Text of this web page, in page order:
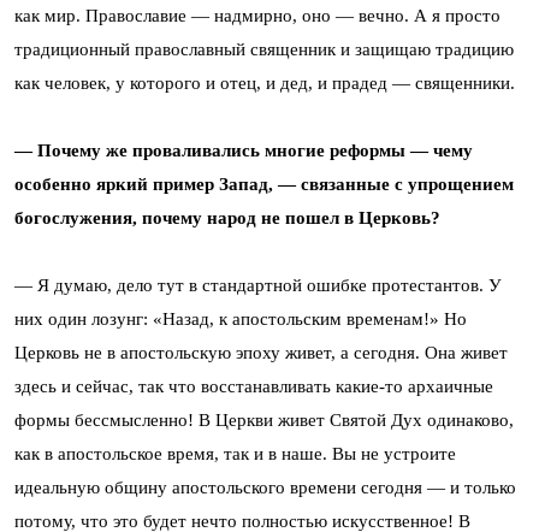
как мир. Православие — надмирно, оно — вечно. А я просто
традиционный православный священник и защищаю традицию
как человек, у которого и отец, и дед, и прадед — священники.
— Почему же проваливались многие реформы — чему
особенно яркий пример Запад, — связанные с упрощением
богослужения, почему народ не пошел в Церковь?
— Я думаю, дело тут в стандартной ошибке протестантов. У
них один лозунг: «Назад, к апостольским временам!» Но
Церковь не в апостольскую эпоху живет, а сегодня. Она живет
здесь и сейчас, так что восстанавливать какие-то архаичные
формы бессмысленно! В Церкви живет Святой Дух одинаково,
как в апостольское время, так и в наше. Вы не устроите
идеальную общину апостольского времени сегодня — и только
потому, что это будет нечто полностью искусственное! В